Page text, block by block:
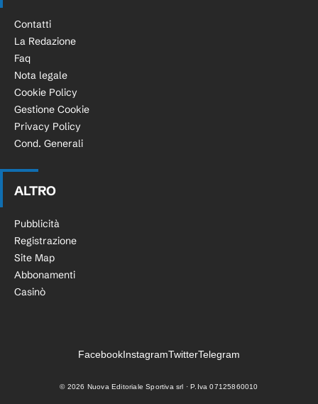
Contatti
La Redazione
Faq
Nota legale
Cookie Policy
Gestione Cookie
Privacy Policy
Cond. Generali
ALTRO
Pubblicità
Registrazione
Site Map
Abbonamenti
Casinò
FacebookInstagramTwitterTelegram
© 2026 Nuova Editoriale Sportiva srl · P.Iva 07125860010